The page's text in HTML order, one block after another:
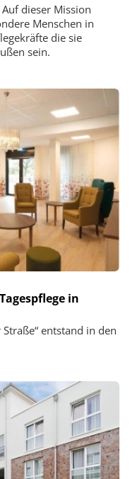
dieser Mission
Menschen in
die sie
sein.
in
entstand in den